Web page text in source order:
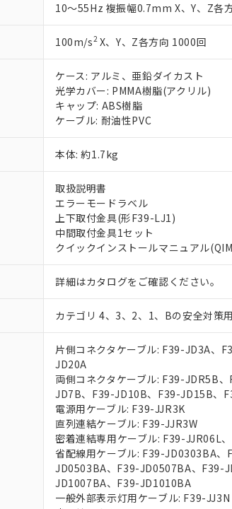
10～55Hz 複振幅0.7mm X、Y、Z各
100m/s2X、Y、Z各方向 1000回
ケース: アルミ、亜鉛ダイカスト
光学カバー: PMMA樹脂(アクリル)
キャップ: ABS樹脂
ケーブル: 耐油性PVC
本体: 約1.7kg
取扱説明書
エラーモードラベル
上下取付金具(形F39-LJ1)
中間取付金具1セット
クイックインストールマニュアル
詳細はカタログをご確認ください。
カテゴリ 4、3、2、1、Bの安全対策用
片側コネクタケーブル: F39-JD3A、
JD20A
両側コネクタケーブル: F39-JDR5B
JD7B、F39-JD10B、F39-JD15B、
電源用ケーブル: F39-JJR3K
直列連結ケーブル: F39-JJR3W
密着連結専用ケーブル: F39-JJR06L
省配線用ケーブル: F39-JD0303BA
JD0503BA、F39-JD0507BA、F39-
JD1007BA、F39-JD1010BA
一般外部表示灯用ケーブル: F39-JJ3N